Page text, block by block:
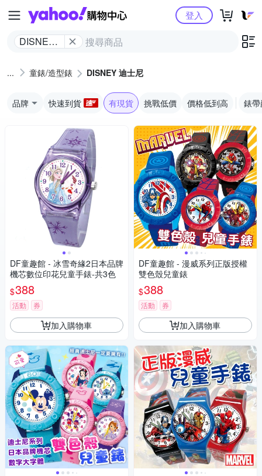
Yahoo購物中心
DISNEY
登入
童錶/造型錶 DISNEY 迪士尼
品牌 快速到貨 有現貨 挑戰低價 價格低到高 錶
DF童趣館 - 冰雪奇緣2日本品牌
機芯數位印花兒童手錶-共3色
$388
活動 券
加入購物車
DF童趣館 - 漫威系列正版授權
雙色殼兒童錶
$388
活動 券
加入購物車